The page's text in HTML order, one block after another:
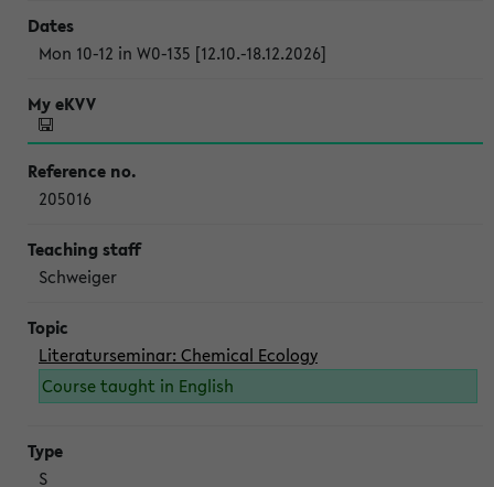
Mon 10-12 in W0-135 [12.10.-18.12.2026]
205016
Schweiger
Literaturseminar: Chemical Ecology
Course taught in English
S